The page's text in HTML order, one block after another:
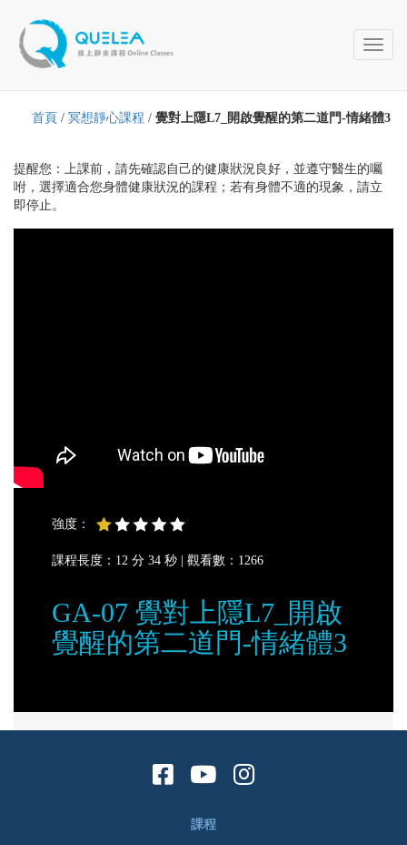
Toggle
首頁 / 冥想靜心課程 / 覺對上隱L7_開啟覺醒的第二道門-情緒體3
提醒您：上課前，請先確認自己的健康狀況良好，並遵守醫生的囑
咐，選擇適合您身體健康狀況的課程；若有身體不適的現象，請立
即停止。
強度：
課程長度：12 分 34 秒 | 觀看數：1266
GA-07 覺對上隱L7_開啟
覺醒的第二道門-情緒體3
課程